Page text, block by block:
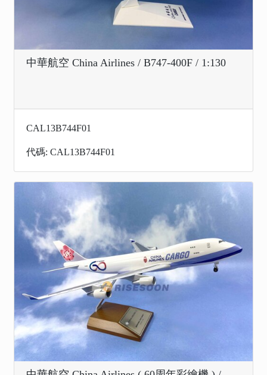
中華航空 China Airlines / B747-400F / 1:130
CAL13B744F01
代碼: CAL13B744F01